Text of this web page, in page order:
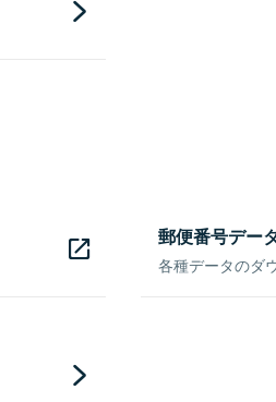
郵便番号デー
各種データのダ